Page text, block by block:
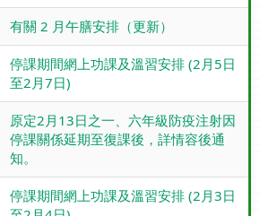
有關 2 月午膳安排（更新）
停課期間網上功課及溫習安排 (2月5日
至2月7日)
原定2月13日之一、六年級防疫注射因
停課關係延期至復課後，詳情容後通
知。
停課期間網上功課及溫習安排 (2月3日